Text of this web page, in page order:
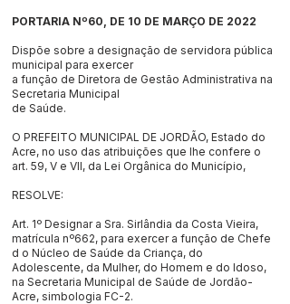
PORTARIA Nº60, DE 10 DE MARÇO DE 2022
Dispõe sobre a designação de servidora pública
municipal para exercer
a função de Diretora de Gestão Administrativa na
Secretaria Municipal
de Saúde.
O PREFEITO MUNICIPAL DE JORDÃO, Estado do
Acre, no uso das atribuições que lhe confere o
art. 59, V e VII, da Lei Orgânica do Município,
RESOLVE:
Art. 1º Designar a Sra. Sirlândia da Costa Vieira,
matrícula nº662, para exercer a função de Chefe
d o Núcleo de Saúde da Criança, do
Adolescente, da Mulher, do Homem e do Idoso,
na Secretaria Municipal de Saúde de Jordão-
Acre, simbologia FC-2.